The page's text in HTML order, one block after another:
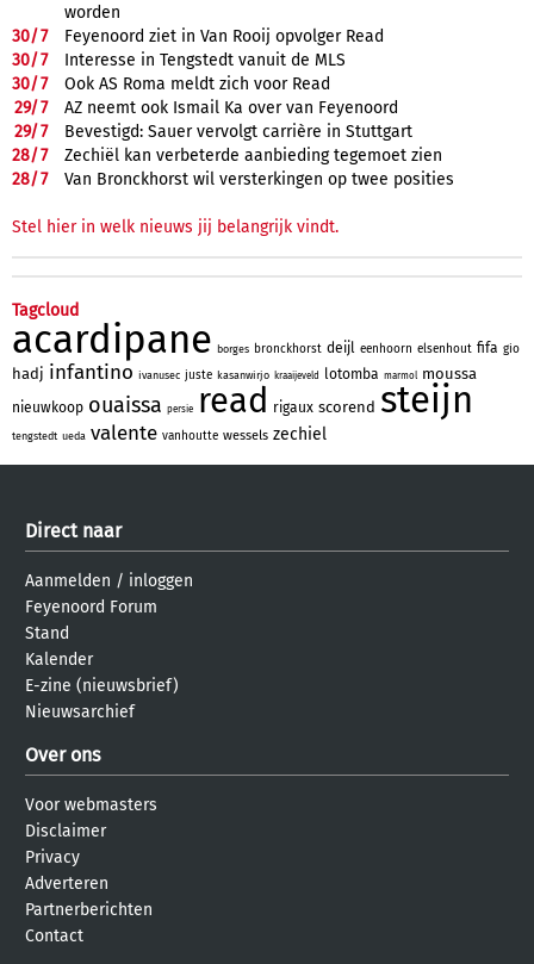
worden
30/7
Feyenoord ziet in Van Rooij opvolger Read
30/7
Interesse in Tengstedt vanuit de MLS
30/7
Ook AS Roma meldt zich voor Read
29/7
AZ neemt ook Ismail Ka over van Feyenoord
29/7
Bevestigd: Sauer vervolgt carrière in Stuttgart
28/7
Zechiël kan verbeterde aanbieding tegemoet zien
28/7 Van Bronckhorst wil versterkingen op twee posities
Stel hier in welk nieuws jij belangrijk vindt.
Tagcloud
acardipane borges bronckhorst deijl eenhoorn elsenhout fifa gio
hadj infantino ivanusec juste kasanwirjo kraaijeveld lotomba marmol moussa
nieuwkoop ouaissa persie read rigaux scorend steijn
tengstedt ueda valente vanhoutte wessels zechiel
Direct naar
Aanmelden / inloggen
Feyenoord Forum
Stand
Kalender
E-zine (nieuwsbrief)
Nieuwsarchief
Over ons
Voor webmasters
Disclaimer
Privacy
Adverteren
Partnerberichten
Contact